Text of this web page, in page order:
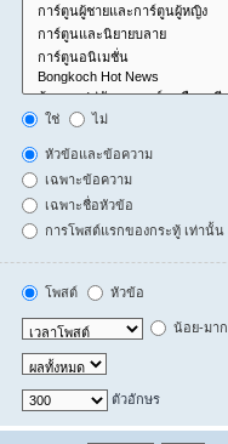
ใช่ ไม่
หัวข้อและข้อความ
เฉพาะข้อความ
เฉพาะชื่อหัวข้อ
การโพสต์แรกของกระทู้ เท่านั้น
โพสต์ หัวข้อ
น้อย-มาก
ตัวอักษร